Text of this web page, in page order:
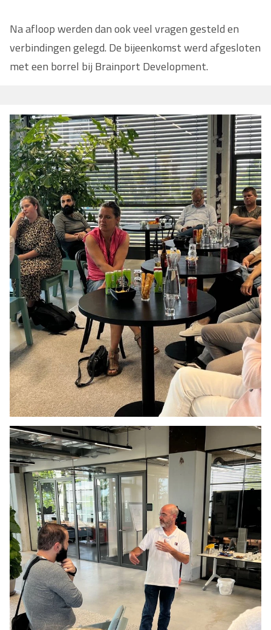
Na afloop werden dan ook veel vragen gesteld en
verbindingen gelegd. De bijeenkomst werd afgesloten
met een borrel bij Brainport Development.